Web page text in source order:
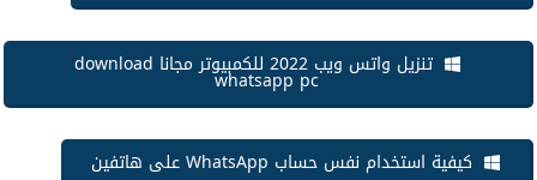
تنزيل واتس ويب 2022 للكمبيوتر مجانا download
whatsapp pc
كيفية استخدام نفس حساب WhatsApp على هاتفين